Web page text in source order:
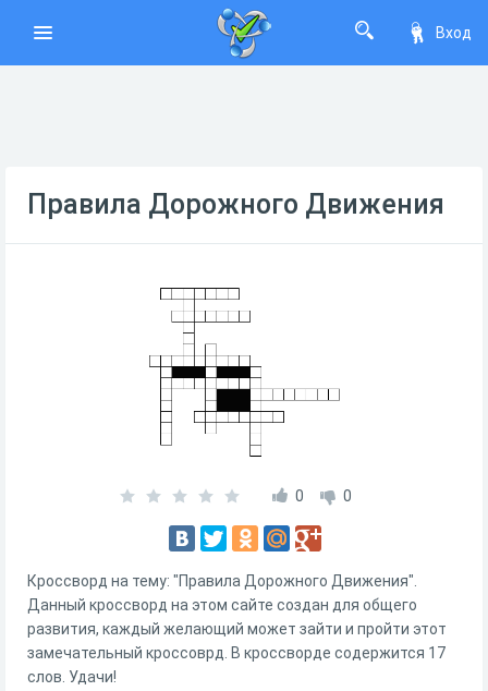
Вход
Правила Дорожного Движения
0 0
Кроссворд на тему: "Правила Дорожного Движения".
Данный кроссворд на этом сайте создан для общего
развития, каждый желающий может зайти и пройти этот
замечательный кроссоврд. В кроссворде содержится 17
слов. Удачи!